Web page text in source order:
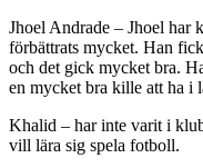
Jhoel Andrade – Jhoel har
förbättrats mycket. Han
och det gick mycket bra.
en mycket bra kille att ha i
Khalid – har inte varit i
vill lära sig spela fotboll.